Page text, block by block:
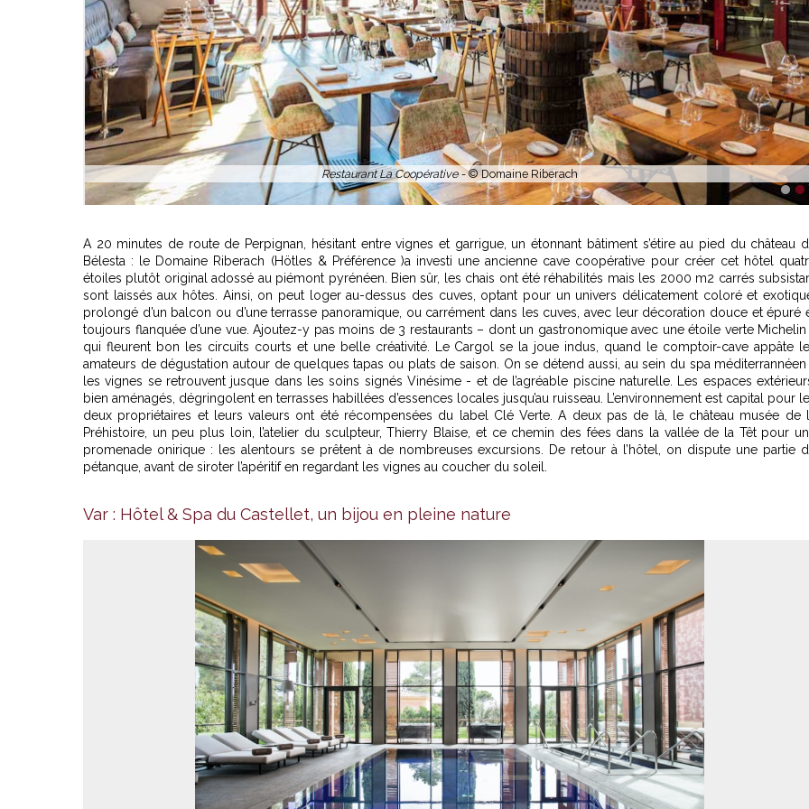
1 2
A 20 minutes de route de Perpignan, hésitant entre vignes et garrigue, un étonnant bâtiment s’étire au pied du château
Bélesta : le Domaine Riberach (Hötles & Préférence )a investi une ancienne cave coopérative pour créer cet hôtel
étoiles plutôt original adossé au piémont pyrénéen. Bien sûr, les chais ont été réhabilités mais les 2000 m2 carrés
sont laissés aux hôtes. Ainsi, on peut loger au-dessus des cuves, optant pour un univers délicatement coloré et
prolongé d’un balcon ou d’une terrasse panoramique, ou carrément dans les cuves, avec leur décoration douce et épuré
toujours flanquée d’une vue. Ajoutez-y pas moins de 3 restaurants – dont un gastronomique avec une étoile verte
qui fleurent bon les circuits courts et une belle créativité. Le Cargol se la joue indus, quand le comptoir-cave appâte
amateurs de dégustation autour de quelques tapas ou plats de saison. On se détend aussi, au sein du spa
les vignes se retrouvent jusque dans les soins signés Vinésime - et de l’agréable piscine naturelle. Les espaces
bien aménagés, dégringolent en terrasses habillées d’essences locales jusqu’au ruisseau. L’environnement est capital pour
deux propriétaires et leurs valeurs ont été récompensées du label Clé Verte. A deux pas de là, le château musée de
Préhistoire, un peu plus loin, l’atelier du sculpteur, Thierry Blaise, et ce chemin des fées dans la vallée de la Têt pour
promenade onirique : les alentours se prêtent à de nombreuses excursions. De retour à l’hôtel, on dispute une partie
pétanque, avant de siroter l’apéritif en regardant les vignes au coucher du soleil.
Var : Hôtel & Spa du Castellet, un bijou en pleine nature
Castellet - © Castellet